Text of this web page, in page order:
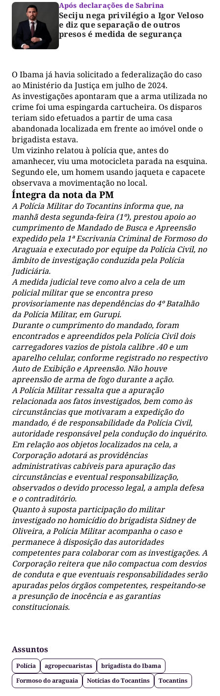
Após declarações de Sabrina
Seciju nega privilégio a Igor Veloso
e diz que separação de outros
presos é medida de segurança
O Ibama já havia solicitado a federalização do caso
ao Ministério da Justiça em julho de 2024.
As investigações apontaram que a arma utilizada no
crime foi uma espingarda cartucheira. Os disparos
teriam sido efetuados a partir de uma casa
abandonada localizada em frente ao imóvel onde o
brigadista estava.
Um vizinho relatou à polícia que, antes do
amanhecer, viu uma motocicleta parada na esquina.
Segundo ele, um homem usando jaqueta e capacete
observava a movimentação no local.
Íntegra da nota da PM
A Polícia Militar do Tocantins informa que, na
manhã desta segunda-feira (1º), prestou apoio ao
cumprimento de Mandado de Busca e Apreensão
expedido pela 1ª Escrivania Criminal de Formoso do
Araguaia e executado por equipe da Polícia Civil, no
âmbito de investigação conduzida pela Polícia
Judiciária.
A medida judicial teve como alvo a cela de um
policial militar que se encontra preso
provisoriamente nas dependências do 4º Batalhão
da Polícia Militar, em Gurupi.
Durante o cumprimento do mandado, foram
encontrados e apreendidos pela Polícia Civil dois
carregadores vazios de pistola calibre .40 e um
aparelho celular, conforme registrado no respectivo
Auto de Exibição e Apreensão. Não houve
apreensão de arma de fogo durante a ação.
A Polícia Militar ressalta que a apuração
relacionada aos fatos investigados, bem como às
circunstâncias que motivaram a expedição do
mandado, é de responsabilidade da Polícia Civil,
autoridade responsável pela condução do inquérito.
Em relação aos objetos localizados na cela, a
Corporação adotará as providências
administrativas cabíveis para apuração das
circunstâncias e eventual responsabilização,
observados o devido processo legal, a ampla defesa
e o contraditório.
Quanto à suposta participação do militar
investigado no homicídio do brigadista Sidney de
Oliveira, a Polícia Militar acompanha o caso e
permanece à disposição das autoridades
competentes para colaborar com as investigações. A
Corporação reitera que não compactua com desvios
de conduta e que eventuais responsabilidades serão
apuradas pelos órgãos competentes, respeitando-se
a presunção de inocência e as garantias
constitucionais.
Assuntos
Polícia agropecuaristas
brigadista do Ibama
Formoso do araguaia
Notícias do Tocantins Tocantins